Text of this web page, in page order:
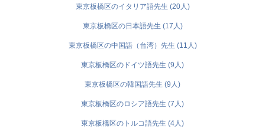
東京板橋区のイタリア語先生 (20人)
東京板橋区の日本語先生 (17人)
東京板橋区の中国語（台湾）先生 (11人)
東京板橋区のドイツ語先生 (9人)
東京板橋区の韓国語先生 (9人)
東京板橋区のロシア語先生 (7人)
東京板橋区のトルコ語先生 (4人)